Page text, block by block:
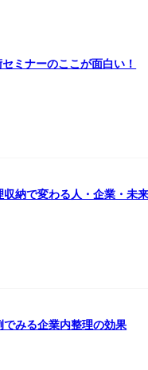
ミナーのここが面白い！
納で変わる人・企業・未
みる企業内整理の効果